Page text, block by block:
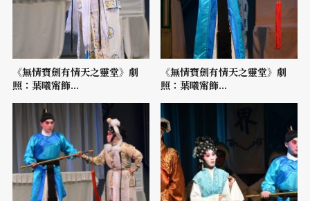
《無情寶劍有情天之靈堂》劇
照：葉曦甯飾...
《無情寶劍有情天之靈堂》劇
照：葉曦甯飾...